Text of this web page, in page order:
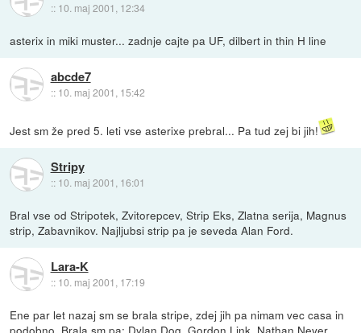
:: 10. maj 2001, 12:34
asterix in miki muster... zadnje cajte pa UF, dilbert in thin H line
abcde7
:: 10. maj 2001, 15:42
Jest sm že pred 5. leti vse asterixe prebral... Pa tud zej bi jih!
Stripy
:: 10. maj 2001, 16:01
Bral vse od Stripotek, Zvitorepcev, Strip Eks, Zlatna serija, Magnus
strip, Zabavnikov. Najljubsi strip pa je seveda Alan Ford.
Lara-K
:: 10. maj 2001, 17:19
Ene par let nazaj sm se brala stripe, zdej jih pa nimam vec casa in
podobno. Brala sm pa: Dylan Dog, Gordon Link, Nathan Never,